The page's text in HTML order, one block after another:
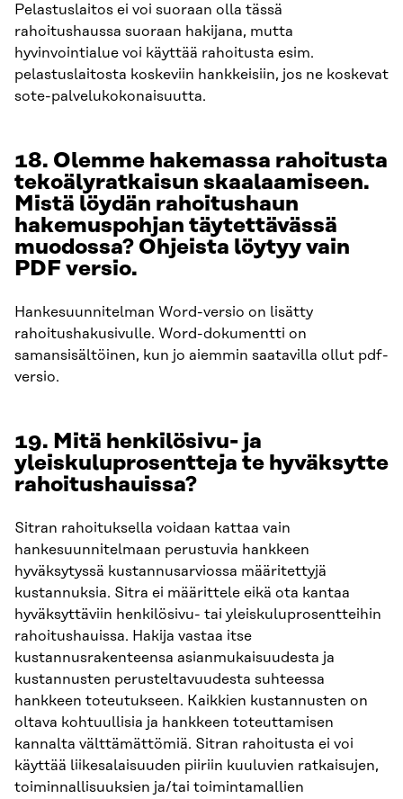
Pelastuslaitos ei voi suoraan olla tässä
rahoitushaussa suoraan hakijana, mutta
hyvinvointialue voi käyttää rahoitusta esim.
pelastuslaitosta koskeviin hankkeisiin, jos ne koskevat
sote-palvelukokonaisuutta.
18. Olemme hakemassa rahoitusta
tekoälyratkaisun skaalaamiseen.
Mistä löydän rahoitushaun
hakemuspohjan täytettävässä
muodossa? Ohjeista löytyy vain
PDF versio.
Hankesuunnitelman Word-versio on lisätty
rahoitushakusivulle. Word-dokumentti on
samansisältöinen, kun jo aiemmin saatavilla ollut pdf-
versio.
19. Mitä henkilösivu- ja
yleiskuluprosentteja te hyväksytte
rahoitushauissa?
Sitran rahoituksella voidaan kattaa vain
hankesuunnitelmaan perustuvia hankkeen
hyväksytyssä kustannusarviossa määritettyjä
kustannuksia. Sitra ei määrittele eikä ota kantaa
hyväksyttäviin henkilösivu- tai yleiskuluprosentteihin
rahoitushauissa. Hakija vastaa itse
kustannusrakenteensa asianmukaisuudesta ja
kustannusten perusteltavuudesta suhteessa
hankkeen toteutukseen. Kaikkien kustannusten on
oltava kohtuullisia ja hankkeen toteuttamisen
kannalta välttämättömiä. Sitran rahoitusta ei voi
käyttää liikesalaisuuden piiriin kuuluvien ratkaisujen,
toiminnallisuuksien ja/tai toimintamallien